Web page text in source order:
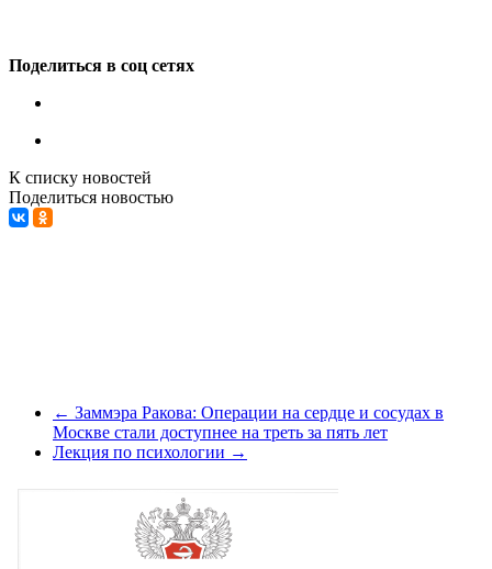
Поделиться в соц сетях
К списку новостей
Поделиться новостью
← Заммэра Ракова: Операции на сердце и сосудах в
Москве стали доступнее на треть за пять лет
Лекция по психологии →